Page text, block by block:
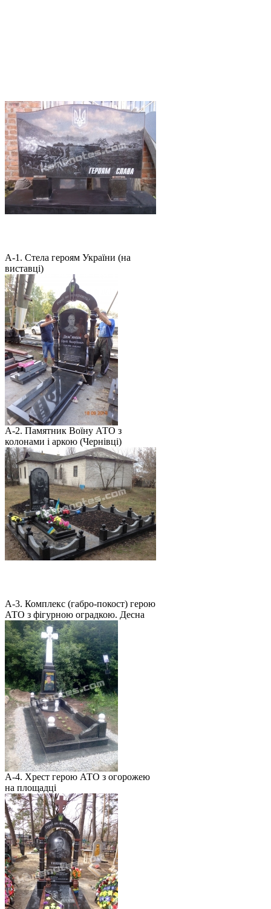
А-1. Стела героям України (на
виставці)
А-2. Памятник Воїну АТО з
колонами і аркою (Чернівці)
А-3. Комплекс (габро-покост) герою
АТО з фігурною оградкою. Десна
А-4. Хрест герою АТО з огорожею
на площадці